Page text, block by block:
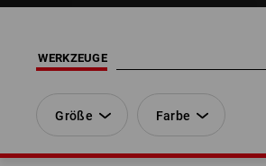
WERKZEUGE
Größe Farbe